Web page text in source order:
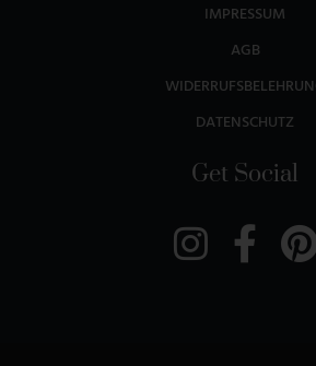
IMPRESSUM
AGB
DATENSCHUTZ
Get Social